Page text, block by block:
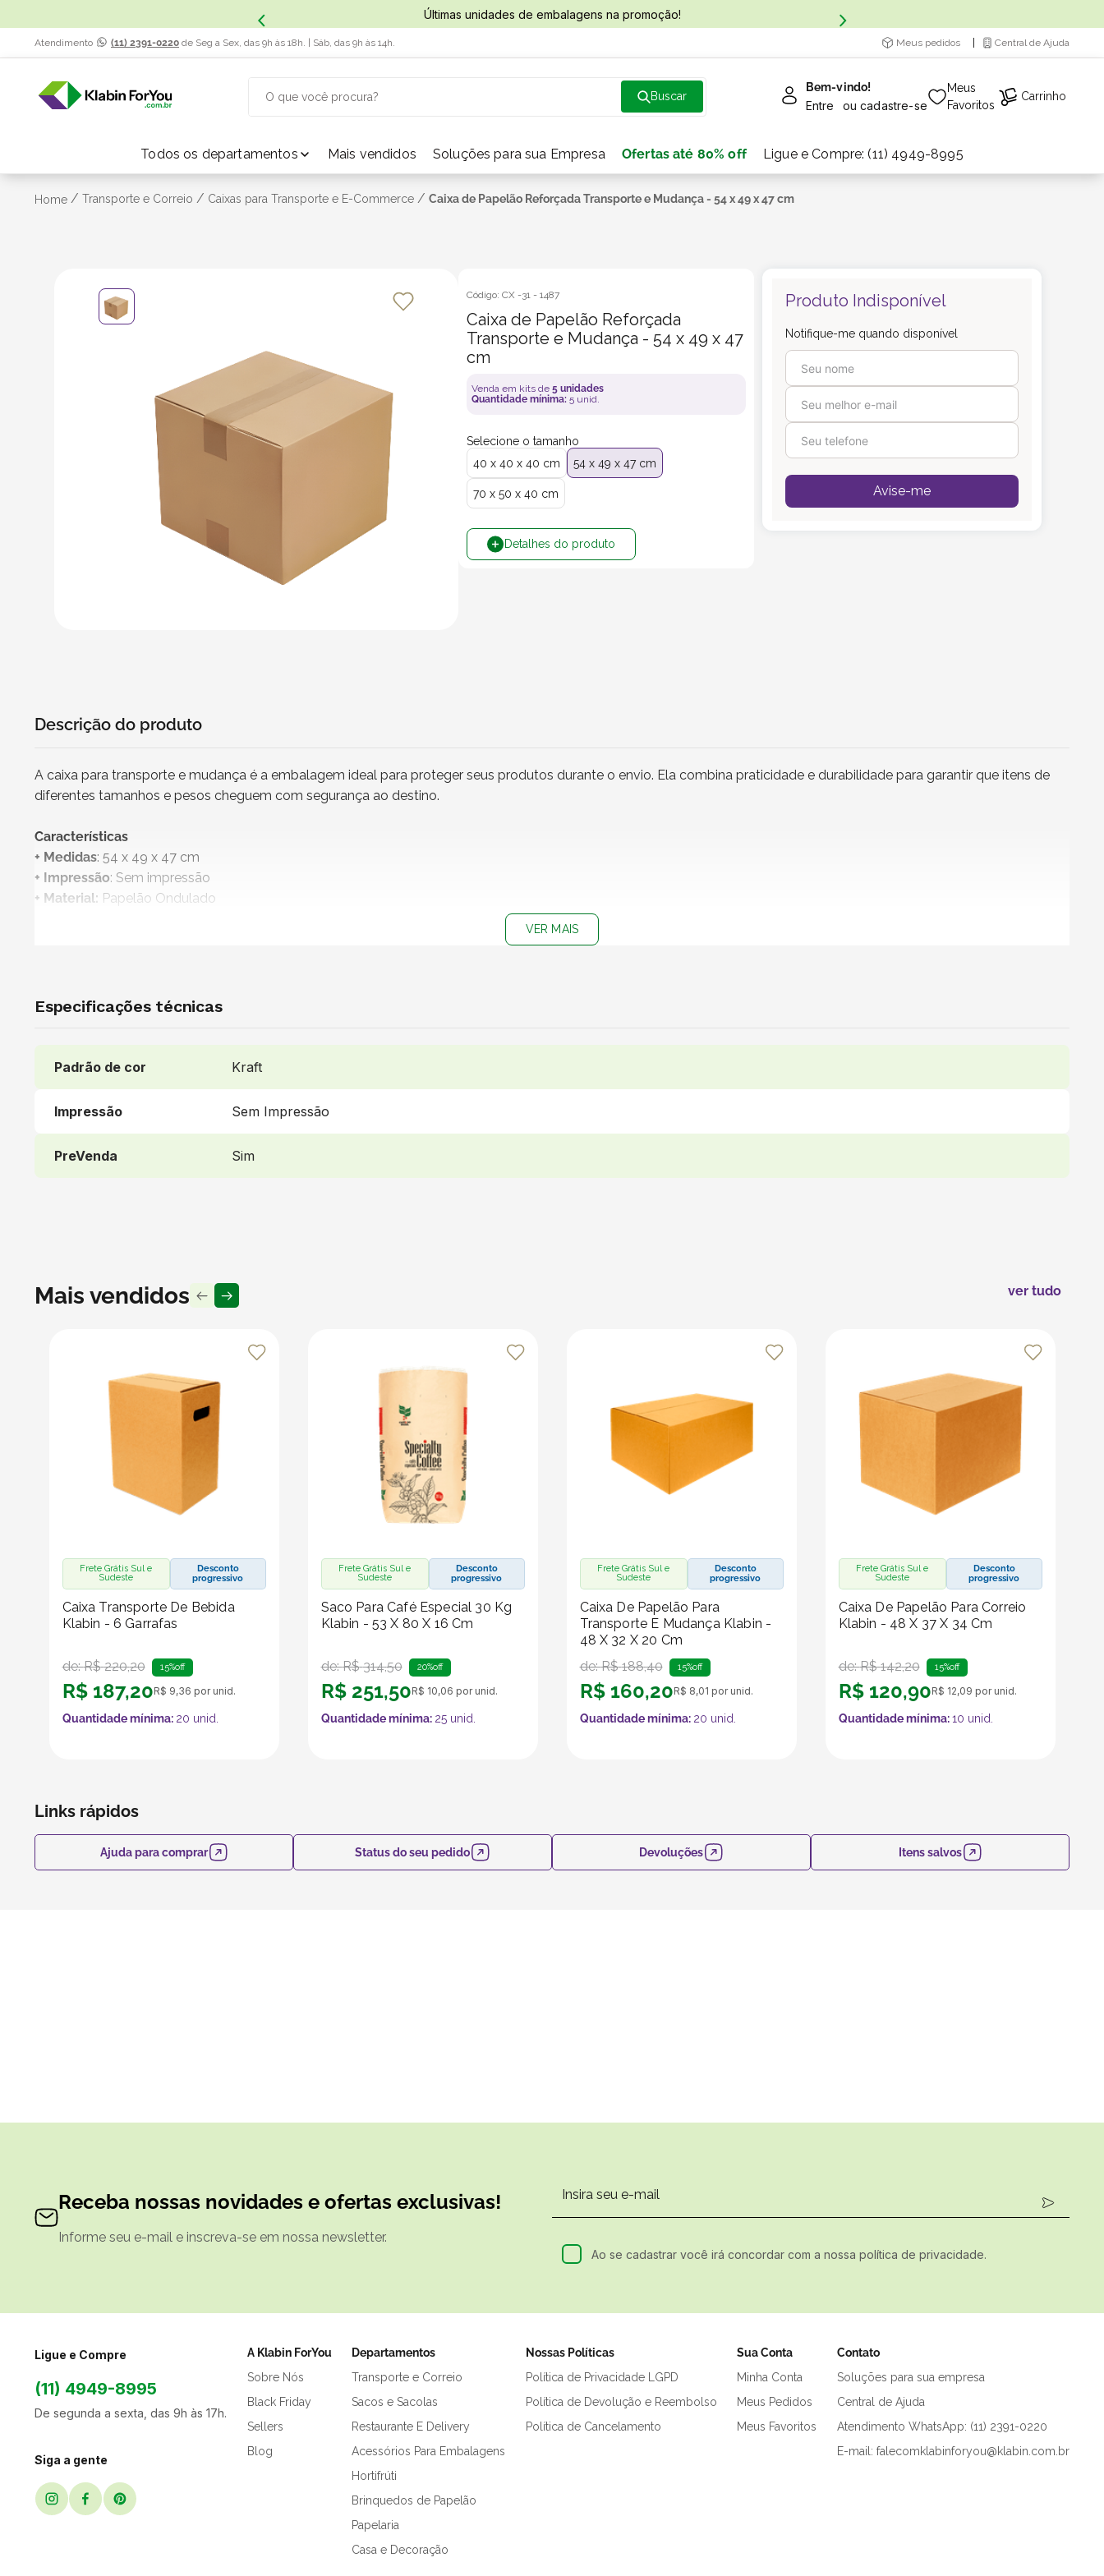
Últimas unidades de embalagens na promoção!
Atendimento (11) 2391-0220 de Seg a Sex, das 9h às 18h. | Sáb, das 9h às 14h. Meus pedidos Central de Ajuda
Bem-vindo!
Entre ou cadastre-se
Meus
Favoritos
Carrinho
Todos os departamentos Mais vendidos Soluções para sua Empresa Ofertas até 80% off Ligue e Compre: (11) 4949-8995
Home / Transporte e Correio / Caixas para Transporte e E-Commerce / Caixa de Papelão Reforçada Transporte e Mudança - 54 x 49 x 47 cm
Código: CX -31 - 1487
Caixa de Papelão Reforçada
Transporte e Mudança - 54 x 49 x 47
cm
Venda em kits de 5 unidades
Quantidade mínima: 5 unid.
Selecione o tamanho
40 x 40 x 40 cm
54 x 49 x 47 cm
70 x 50 x 40 cm
Detalhes do produto
Produto Indisponível
Notifique-me quando disponível
Avise-me
Descrição do produto
A caixa para transporte e mudança é a embalagem ideal para proteger seus produtos durante o envio. Ela combina praticidade e durabilidade para garantir que itens de
diferentes tamanhos e pesos cheguem com segurança ao destino.
Características
+ Medidas: 54 x 49 x 47 cm
+ Impressão: Sem impressão
+ Material: Papelão Ondulado
utilizada por lojas de e-commerce, transportadoras, marketplaces, empresas de mudança, fabricantes e pequenos empreendedores que precisam de embalagens
Recomendações
no envio, utilize fitas adesivas resistentes no fundo da caixa e proteja os produtos com bobinas kraft ou papel seda. Evite o transporte de líquidos e opte sempre por
VER MAIS
Especificações técnicas
Padrão de cor Kraft
Impressão Sem Impressão
PreVenda Sim
Frete Grátis Sul e
Sudeste
Desconto
progressivo
Caixa Transporte De Bebida
Klabin - 6 Garrafas
de:R$ 220,20 15%off
R$ 187,20R$ 9,36 por unid.
Quantidade mínima: 20 unid.
Frete Grátis Sul e
Sudeste
Desconto
progressivo
Saco Para Café Especial 30 Kg
Klabin - 53 X 80 X 16 Cm
de:R$ 314,50 20%off
R$ 251,50R$ 10,06 por unid.
Quantidade mínima: 25unid.
Frete Grátis Sul e
Sudeste
Desconto
progressivo
Caixa De Papelão Para
Transporte E Mudança Klabin -
48 X 32 X 20 Cm
de:R$ 188,40 15%off
R$ 160,20R$ 8,01 por unid.
Quantidade mínima: 20 unid.
Frete Grátis Sul e
Sudeste
Desconto
progressivo
Caixa De Papelão Para Correio
Klabin - 48 X 37 X 34 Cm
de:R$ 142,20 15%off
R$ 120,90R$ 12,09 por unid.
Quantidade mínima:10 unid.
Mais vendidos ver tudo
Links rápidos
Ajuda para comprar Status do seu pedido Devoluções Itens salvos
Receba nossas novidades e ofertas exclusivas!
Informe seu e-mail e inscreva-se em nossa newsletter.
Ao se cadastrar você irá concordar com a nossa política de privacidade.
Ligue e Compre
(11) 4949-8995
De segunda a sexta, das 9h às 17h.
Siga a gente
A Klabin ForYou
Sobre Nós
Black Friday
Sellers
Blog
Departamentos
Transporte e Correio
Sacos e Sacolas
Restaurante E Delivery
Acessórios Para Embalagens
Hortifrúti
Brinquedos de Papelão
Papelaria
Casa e Decoração
Nossas Políticas
Política de Privacidade LGPD
Política de Devolução e Reembolso
Política de Cancelamento
Sua Conta
Minha Conta
Meus Pedidos
Meus Favoritos
Contato
Soluções para sua empresa
Central de Ajuda
Atendimento WhatsApp: (11) 2391-0220
E-mail: falecomklabinforyou@klabin.com.br
TERMOS MAIS BUSCADOS
1º caixa papelão
º transporte
caixas
saco
bebidas